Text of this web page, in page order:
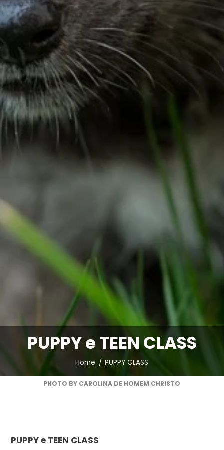
PUPPY e TEEN CLASS
Home PUPPY CLASS
PHOTO BY CAROLINA DE HOMEM CHRISTO
PUPPY e TEEN CLASS